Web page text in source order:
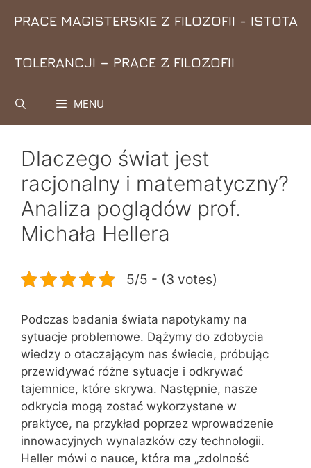
PRACE MAGISTERSKIE Z FILOZOFII - ISTOTA
TOLERANCJI – PRACE Z FILOZOFII
MENU
Dlaczego świat jest
racjonalny i matematyczny?
Analiza poglądów prof.
Michała Hellera
5/5 - (3 votes)
Podczas badania świata napotykamy na
sytuacje problemowe. Dążymy do zdobycia
wiedzy o otaczającym nas świecie, próbując
przewidywać różne sytuacje i odkrywać
tajemnice, które skrywa. Następnie, nasze
odkrycia mogą zostać wykorzystane w
praktyce, na przykład poprzez wprowadzenie
innowacyjnych wynalazków czy technologii.
Heller mówi o nauce, która ma „zdolność